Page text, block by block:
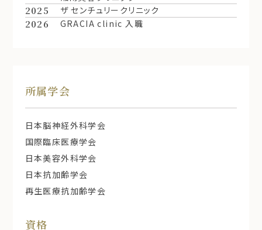
2025 ザ センチュリークリニック
2026 GRACIA clinic 入職
所属学会
日本脳神経外科学会
国際臨床医療学会
日本美容外科学会
日本抗加齢学会
再生医療抗加齢学会
資格